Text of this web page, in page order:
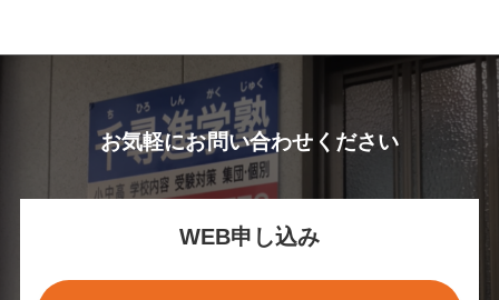
お気軽にお問い合わせください
WEB申し込み